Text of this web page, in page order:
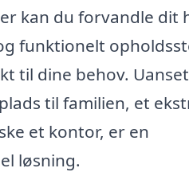
kan du forvandle dit
funktionelt
til dine behov.
til familien, et
et kontor, er en
løsning.